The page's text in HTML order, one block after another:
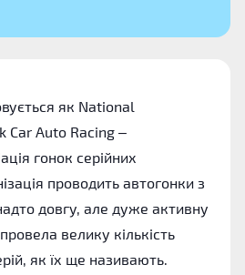
як National
Car Auto Racing –
гонок серійних
проводить автогонки з
довгу, але дуже активну
велику кількість
як їх ще називають.